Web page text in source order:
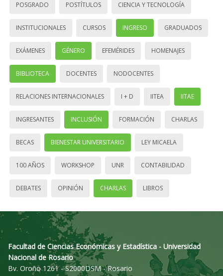
POSGRADO POSTÍTULOS CIENCIA Y TECNOLOGÍA
INSTITUCIONALES CURSOS INGRESO GRADUADOS
EXÁMENES GÉNERO EFEMÉRIDES HOMENAJES
BIBLIOTECA DOCENTES NODOCENTES
RELACIONES INTERNACIONALES I + D IITEA IITAE
INGRESANTES INCLUSIÓN FORMACIÓN CHARLAS
BECAS BIENESTAR UNIVERSITARIO LEY MICAELA
100 AÑOS WORKSHOP UNR CONTABILIDAD
DEBATES OPINIÓN CHARLAS LIBROS
Facultad de Ciencias Económicas y Estadística - Universidad
Nacional de Rosario
Bv. Oroño 1261 - S2000DSM - Rosario